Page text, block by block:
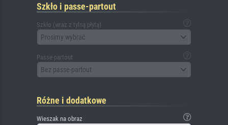
Szkło i passe-partout
Szkło (wraz z tylną płytą)
Prosimy wybrać
Passe-partout
Bez passe-partout
Różne i dodatkowe
Wieszak na obraz